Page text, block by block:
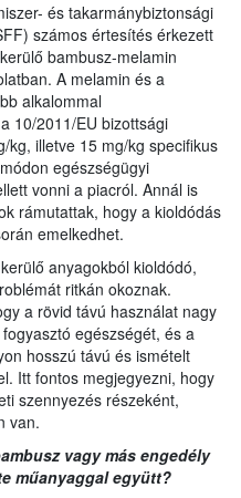
és takarmánybiztonsági
számos értesítés érkezett
bambusz-melamin
A melamin és a
alkalommal
10/2011/EU bizottsági
kg, illetve 15 mg/kg specifikus
egészségügyi
vonni a piacról. Annál is
rámutattak, hogy a kioldódás
emelkedhet.
anyagokból kioldódó,
ritkán okoznak.
a rövid távú használat nagy
egészségét, és a
hosszú távú és ismételt
Itt fontos megjegyezni, hogy
szennyezés részeként,
van.
vagy más engedély
műanyaggal együtt?